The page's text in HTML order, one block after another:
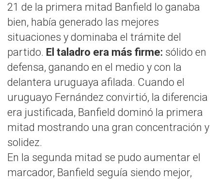
21 de la primera mitad Banfield lo ganaba
bien, había generado las mejores
situaciones y dominaba el trámite del
partido. El taladro era más firme: sólido en
defensa, ganando en el medio y con la
delantera uruguaya afilada. Cuando el
uruguayo Fernández convirtió, la diferencia
era justificada, Banfield dominó la primera
mitad mostrando una gran concentración y
solidez.
En la segunda mitad se pudo aumentar el
marcador, Banfield seguía siendo mejor,